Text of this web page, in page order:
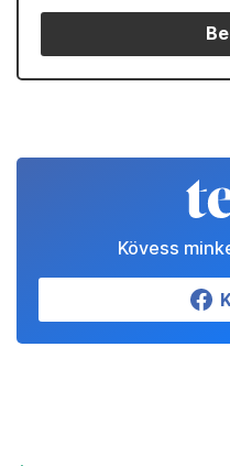
Kövess